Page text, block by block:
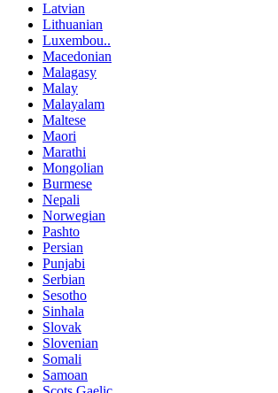
Latvian
Lithuanian
Luxembou..
Macedonian
Malagasy
Malay
Malayalam
Maltese
Maori
Marathi
Mongolian
Burmese
Nepali
Norwegian
Pashto
Persian
Punjabi
Serbian
Sesotho
Sinhala
Slovak
Slovenian
Somali
Samoan